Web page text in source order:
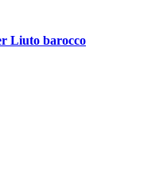
Liuto barocco